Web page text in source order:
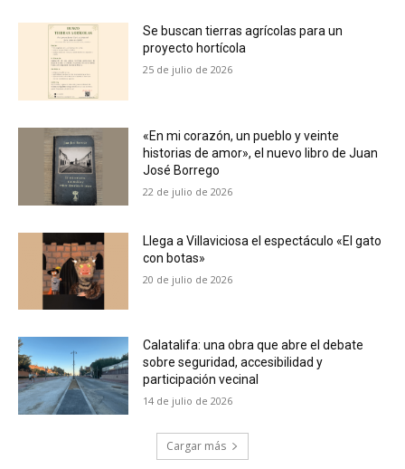
Se buscan tierras agrícolas para un
proyecto hortícola
25 de julio de 2026
«En mi corazón, un pueblo y veinte
historias de amor», el nuevo libro de Juan
José Borrego
22 de julio de 2026
Llega a Villaviciosa el espectáculo «El gato
con botas»
20 de julio de 2026
Calatalifa: una obra que abre el debate
sobre seguridad, accesibilidad y
participación vecinal
14 de julio de 2026
Cargar más